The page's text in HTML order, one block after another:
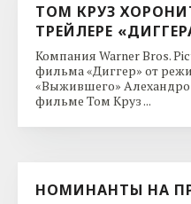
ТОМ КРУЗ
ТРЕЙЛЕРЕ
Компания Warner Bros.
фильма «Диггер» от
«Выжившего» Алехандро
фильме Том Круз ...
НОМИНАНТЫ НА